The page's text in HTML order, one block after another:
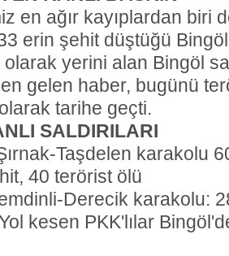
en ağır kayıplardan biri
erin şehit düştüğü Bingöl
yerini alan Bingöl
gelen haber, bugünü
tarihe geçti.
SALDIRILARI
Taşdelen karakolu
40 terörist ölü
Derecik karakolu:
kesen PKK'lılar